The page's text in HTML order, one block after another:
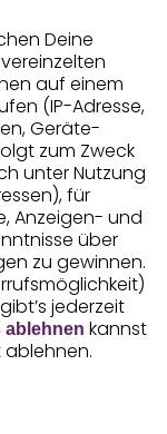
Deine
auf einem
(IP-Adresse,
Geräte-
zum Zweck
unter Nutzung
für
Anzeigen- und
über
zu gewinnen.
jederzeit
ablehnen kannst
ablehnen.